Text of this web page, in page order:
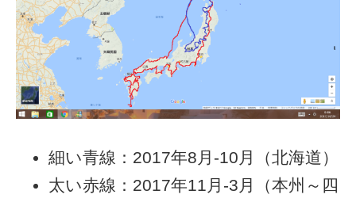
細い青線：2017年8月-10月（北海道）
太い赤線：2017年11月-3月（本州～四